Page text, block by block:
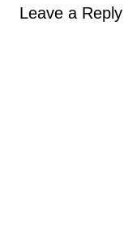
Leave a Reply